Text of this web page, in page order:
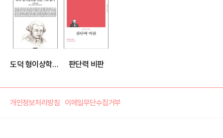
도덕 형이상학을 위한 기초 놓기 - 책세상 문고 고전의 세계 022 판단력 비판
개인정보처리방침 이메일무단수집거부